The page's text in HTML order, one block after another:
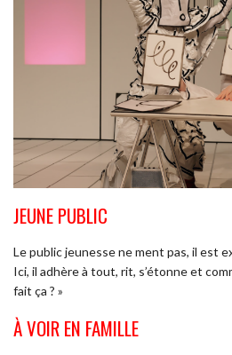
JEUNE PUBLIC
Le public jeunesse ne ment pas, il est
Ici, il adhère à tout, rit, s’étonne et
fait ça ? »
À VOIR EN FAMILLE